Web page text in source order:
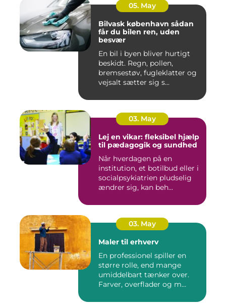
05. May
Bilvask københavn sådan
får du bilen ren, uden
besvær
En bil i byen bliver hurtigt
beskidt. Regn, pollen,
bremsestøv, fugleklatter og
vejsalt sætter sig s...
03. May
Lej en vikar: fleksibel hjælp
til pædagogik og sundhed
Når hverdagen på en
institution, et botilbud eller i
socialpsykiatrien pludselig
ændrer sig, kan beh...
03. May
Maler til erhverv
En professionel spiller en
større rolle, end mange
umiddelbart tænker over.
Farver, overflader og m...